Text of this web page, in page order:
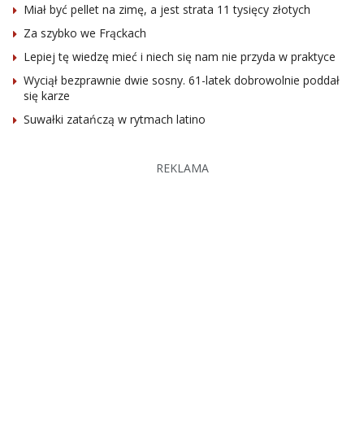
Miał być pellet na zimę, a jest strata 11 tysięcy złotych
Za szybko we Frąckach
Lepiej tę wiedzę mieć i niech się nam nie przyda w praktyce
Wyciął bezprawnie dwie sosny. 61-latek dobrowolnie poddał
się karze
Suwałki zatańczą w rytmach latino
REKLAMA